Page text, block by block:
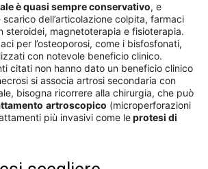
è quasi sempre conservativo, e
dell’articolazione colpita, farmaci
steroidei, magnetoterapia e fisioterapia.
per l’osteoporosi, come i bisfosfonati,
con notevole beneficio clinico.
citati non hanno dato un beneficio clinico
si associa artrosi secondaria con
bisogna ricorrere alla chirurgia, che può
artroscopico (microperforazioni
più invasivi come leprotesi di